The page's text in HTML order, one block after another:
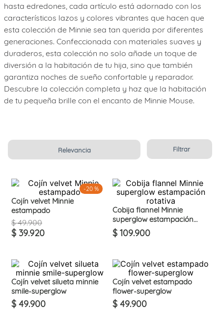
hasta edredones, cada artículo está adornado con los
característicos lazos y colores vibrantes que hacen que
esta colección de Minnie sea tan querida por diferentes
generaciones. Confeccionada con materiales suaves y
duraderos, esta colección no solo añade un toque de
diversión a la habitación de tu hija, sino que también
garantiza noches de sueño confortable y reparador.
Descubre la colección completa y haz que la habitación
de tu pequeña brille con el encanto de Minnie Mouse.
Relevancia Filtrar
-20 %
Cojín velvet Minnie
estampado
$ 49.900
$ 39.920
Cobija flannel Minnie
superglow estampación
rotativa
$ 109.900
Cojín velvet silueta minnie
smile-superglow
$ 49.900
Cojín velvet estampado
flower-superglow
$ 49.900
6. almohadas
7 cobija
8. ovejero
fleur
10. cubrelecho